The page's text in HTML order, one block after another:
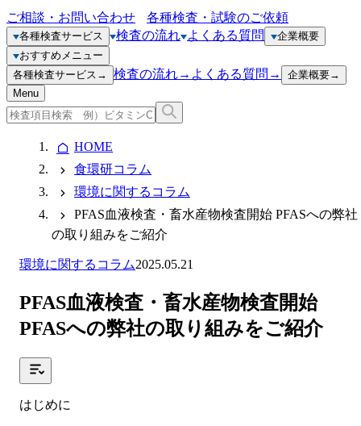
ご相談・お問い合わせ 各種検査・試験のご依頼
各種検査サービス 検査の流れ よくある質問
企業概要
おすすめメニュー
各種検査サービス → 検査の流れ→ よくある質問 → 企業概要→
Menu
HOME
食環研コラム
環境に関するコラム
PFAS血液検査・畜水産物検査開始 PFASへの弊社
の取り組みをご紹介
環境に関するコラム2025.05.21
PFAS血液検査・畜水産物検査開始
PFASへの弊社の取り組みをご紹介
はじめに